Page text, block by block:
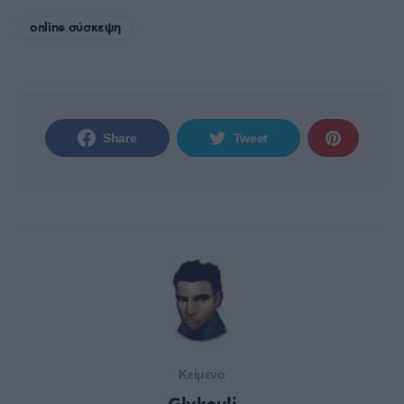
online σύσκεψη
Share Tweet
Κείμενο